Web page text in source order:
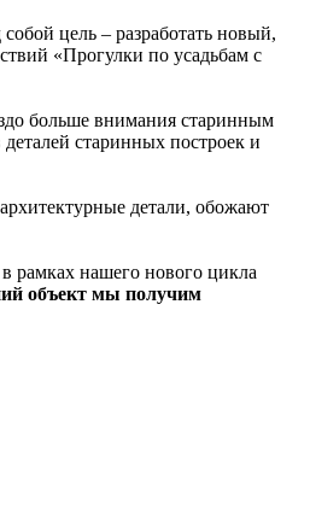
цель – разработать новый,
«Прогулки по усадьбам с
больше внимания старинным
старинных построек и
детали, обожают
рамках нашего нового цикла
объект мы получим